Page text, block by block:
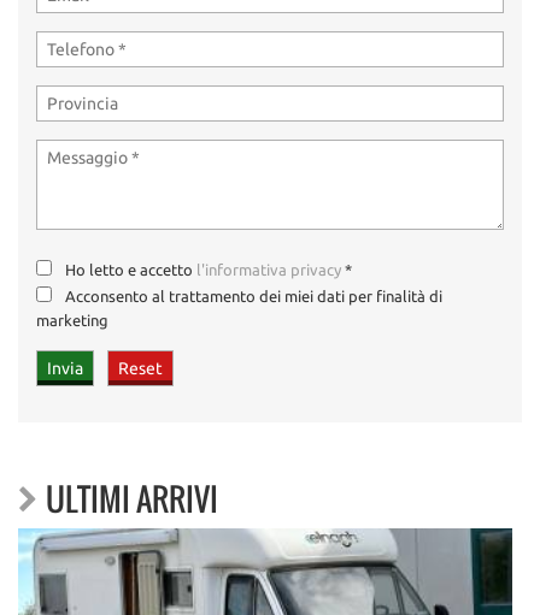
Ho letto e accetto l'informativa privacy *
Acconsento al trattamento dei miei dati per finalità di
marketing
ULTIMI ARRIVI